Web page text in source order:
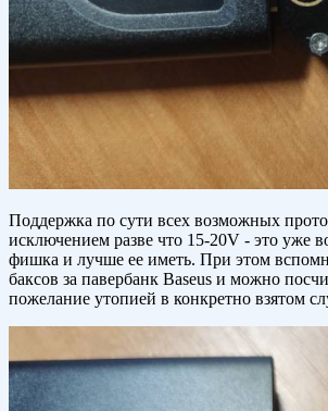
Поддержка по сути всех возможных
исключением разве что 15-20V - это уже
фишка и лучше ее иметь. При этом
баксов за павербанк Baseus и можно
пожелание утопией в конкретно взятом